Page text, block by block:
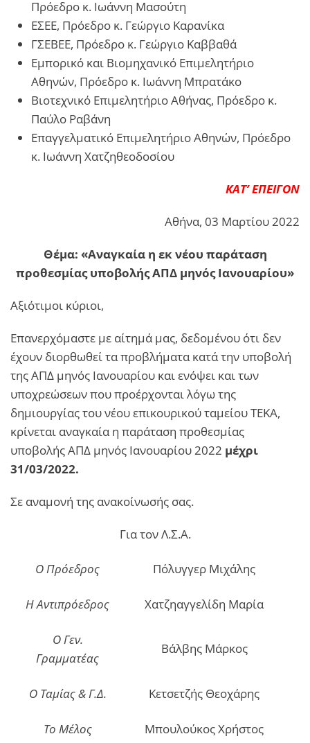
Πρόεδρο κ. Ιωάννη Μασούτη
ΕΣΕΕ, Πρόεδρο κ. Γεώργιο Καρανίκα
ΓΣΕΒΕΕ, Πρόεδρο κ. Γεώργιο Καββαθά
Εμπορικό και Βιομηχανικό Επιμελητήριο
Αθηνών, Πρόεδρο κ. Ιωάννη Μπρατάκο
Βιοτεχνικό Επιμελητήριο Αθήνας, Πρόεδρο κ.
Παύλο Ραβάνη
Επαγγελματικό Επιμελητήριο Αθηνών, Πρόεδρο
κ. Ιωάννη Χατζηθεοδοσίου
ΚΑΤ’ EΠΕΙΓΟΝ
Αθήνα, 03 Μαρτίου 2022
Θέμα: «Αναγκαία η εκ νέου παράταση
προθεσμίας υποβολής ΑΠΔ μηνός Ιανουαρίου»
Αξιότιμοι κύριοι,
Επανερχόμαστε με αίτημά μας, δεδομένου ότι δεν
έχουν διορθωθεί τα προβλήματα κατά την υποβολή
της ΑΠΔ μηνός Ιανουαρίου και ενόψει και των
υποχρεώσεων που προέρχονται λόγω της
δημιουργίας του νέου επικουρικού ταμείου ΤΕΚΑ,
κρίνεται αναγκαία η παράταση προθεσμίας
υποβολής ΑΠΔ μηνός Ιανουαρίου 2022 μέχρι
31/03/2022.
Σε αναμονή της ανακοίνωσής σας.
Για τον Λ.Σ.Α.
Ο Πρόεδρος Πόλυγγερ Μιχάλης
Η Αντιπρόεδρος Χατζηαγγελίδη Μαρία
Ο Γεν.
Γραμματέας
Βάλβης Μάρκος
Ο Ταμίας & Γ.Δ. Κετσετζής Θεοχάρης
Το Μέλος Μπουλούκος Χρήστος